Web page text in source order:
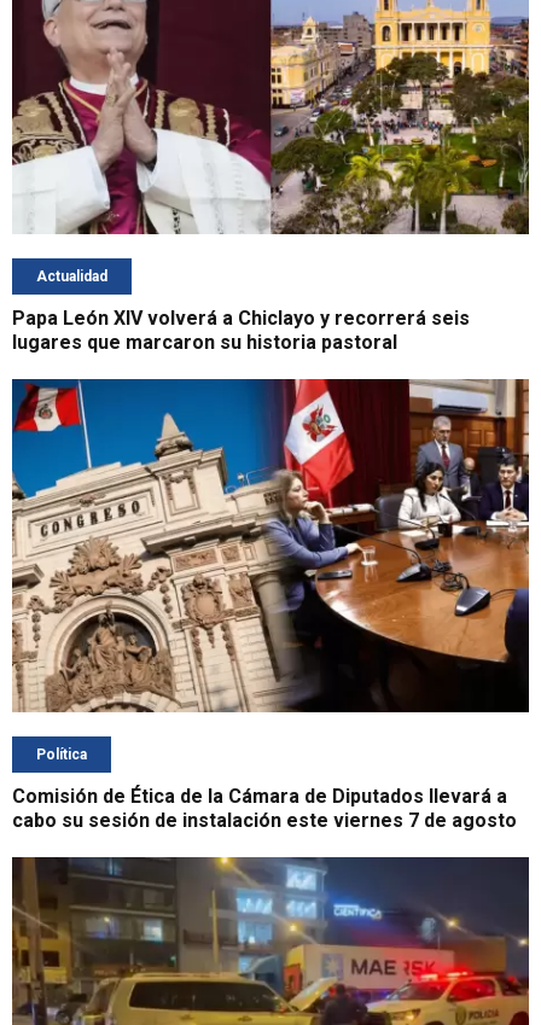
Actualidad
Papa León XIV volverá a Chiclayo y recorrerá seis
lugares que marcaron su historia pastoral
Política
Comisión de Ética de la Cámara de Diputados llevará a
cabo su sesión de instalación este viernes 7 de agosto